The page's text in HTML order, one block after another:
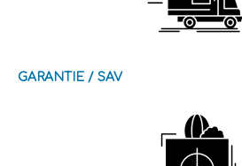
GARANTIE / SAV